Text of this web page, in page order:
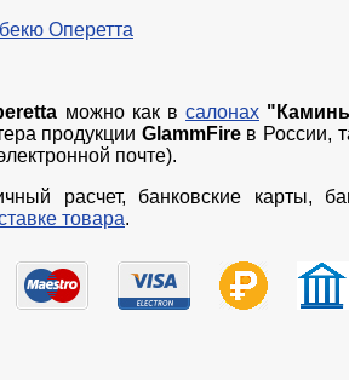
Оперетта
можно как всалонах
продукции GlammFireв России,
почте).
расчет, банковские карты,
товара.